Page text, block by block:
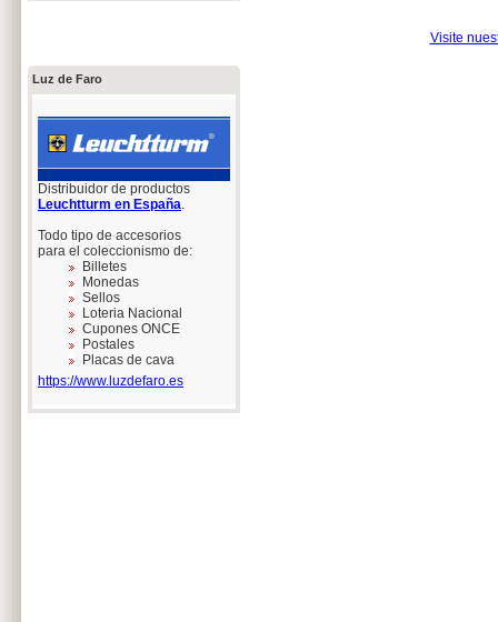
Luz de Faro
Distribuidor de productos
Leuchtturm en España.
Todo tipo de accesorios
para el coleccionismo de:
Billetes
Monedas
Sellos
Loteria Nacional
Cupones ONCE
Postales
Placas de cava
https://www.luzdefaro.es
Visite